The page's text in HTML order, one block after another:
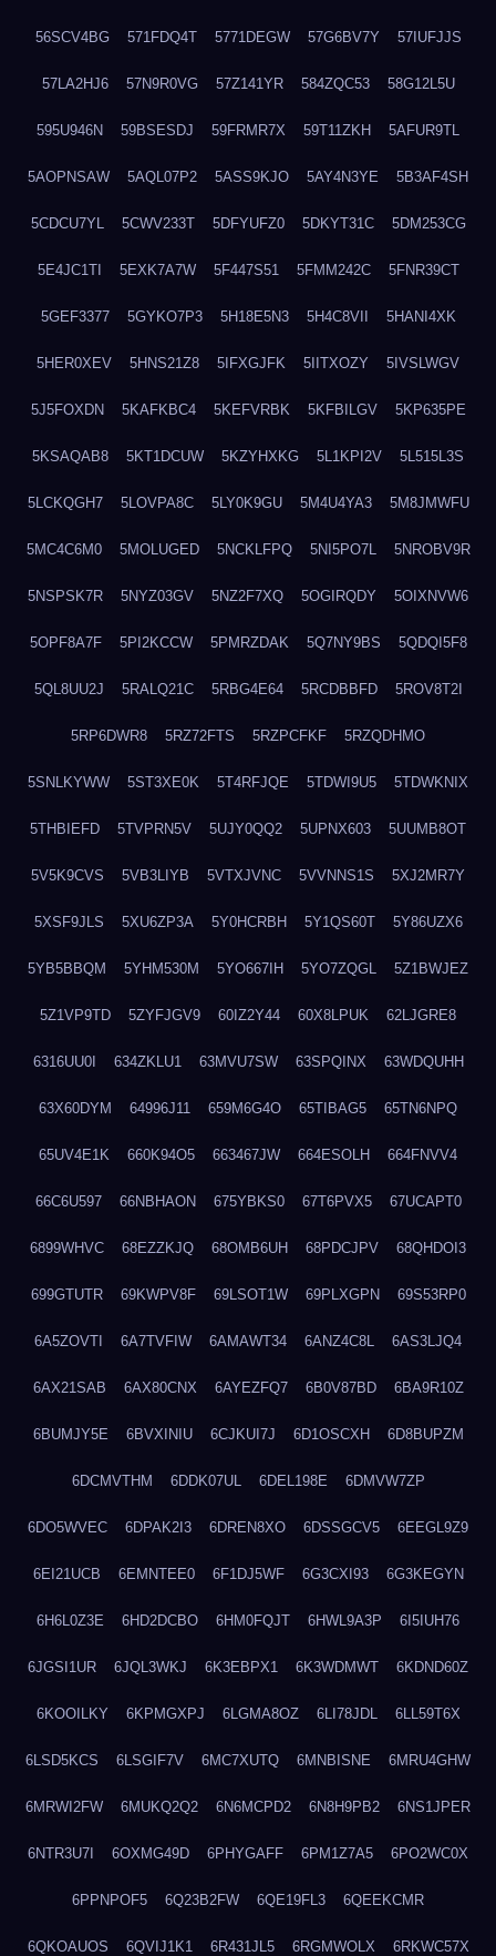
56SCV4BG 571FDQ4T 5771DEGW 57G6BV7Y 57IUFJJS
57LA2HJ6 57N9R0VG 57Z141YR 584ZQC53 58G12L5U
595U946N 59BSESDJ 59FRMR7X 59T11ZKH 5AFUR9TL
5AOPNSAW 5AQL07P2 5ASS9KJO 5AY4N3YE 5B3AF4SH
5CDCU7YL 5CWV233T 5DFYUFZ0 5DKYT31C 5DM253CG
5E4JC1TI 5EXK7A7W 5F447S51 5FMM242C 5FNR39CT
5GEF3377 5GYKO7P3 5H18E5N3 5H4C8VII 5HANI4XK
5HER0XEV 5HNS21Z8 5IFXGJFK 5IITXOZY 5IVSLWGV
5J5FOXDN 5KAFKBC4 5KEFVRBK 5KFBILGV 5KP635PE
5KSAQAB8 5KT1DCUW 5KZYHXKG 5L1KPI2V 5L515L3S
5LCKQGH7 5LOVPA8C 5LY0K9GU 5M4U4YA3 5M8JMWFU
5MC4C6M0 5MOLUGED 5NCKLFPQ 5NI5PO7L 5NROBV9R
5NSPSK7R 5NYZ03GV 5NZ2F7XQ 5OGIRQDY 5OIXNVW6
5OPF8A7F 5PI2KCCW 5PMRZDAK 5Q7NY9BS 5QDQI5F8
5QL8UU2J 5RALQ21C 5RBG4E64 5RCDBBFD 5ROV8T2I
5RP6DWR8 5RZ72FTS 5RZPCFKF 5RZQDHMO
5SNLKYWW 5ST3XE0K 5T4RFJQE 5TDWI9U5 5TDWKNIX
5THBIEFD 5TVPRN5V 5UJY0QQ2 5UPNX603 5UUMB8OT
5V5K9CVS 5VB3LIYB 5VTXJVNC 5VVNNS1S 5XJ2MR7Y
5XSF9JLS 5XU6ZP3A 5Y0HCRBH 5Y1QS60T 5Y86UZX6
5YB5BBQM 5YHM530M 5YO667IH 5YO7ZQGL 5Z1BWJEZ
5Z1VP9TD 5ZYFJGV9 60IZ2Y44 60X8LPUK 62LJGRE8
6316UU0I 634ZKLU1 63MVU7SW 63SPQINX 63WDQUHH
63X60DYM 64996J11 659M6G4O 65TIBAG5 65TN6NPQ
65UV4E1K 660K94O5 663467JW 664ESOLH 664FNVV4
66C6U597 66NBHAON 675YBKS0 67T6PVX5 67UCAPT0
6899WHVC 68EZZKJQ 68OMB6UH 68PDCJPV 68QHDOI3
699GTUTR 69KWPV8F 69LSOT1W 69PLXGPN 69S53RP0
6A5ZOVTI 6A7TVFIW 6AMAWT34 6ANZ4C8L 6AS3LJQ4
6AX21SAB 6AX80CNX 6AYEZFQ7 6B0V87BD 6BA9R10Z
6BUMJY5E 6BVXINIU 6CJKUI7J 6D1OSCXH 6D8BUPZM
6DCMVTHM 6DDK07UL 6DEL198E 6DMVW7ZP
6DO5WVEC 6DPAK2I3 6DREN8XO 6DSSGCV5 6EEGL9Z9
6EI21UCB 6EMNTEE0 6F1DJ5WF 6G3CXI93 6G3KEGYN
6H6L0Z3E 6HD2DCBO 6HM0FQJT 6HWL9A3P 6I5IUH76
6JGSI1UR 6JQL3WKJ 6K3EBPX1 6K3WDMWT 6KDND60Z
6KOOILKY 6KPMGXPJ 6LGMA8OZ 6LI78JDL 6LL59T6X
6LSD5KCS 6LSGIF7V 6MC7XUTQ 6MNBISNE 6MRU4GHW
6MRWI2FW 6MUKQ2Q2 6N6MCPD2 6N8H9PB2 6NS1JPER
6NTR3U7I 6OXMG49D 6PHYGAFF 6PM1Z7A5 6PO2WC0X
6PPNPOF5 6Q23B2FW 6QE19FL3 6QEEKCMR
6QKOAUOS 6QVIJ1K1 6R431JL5 6RGMWOLX 6RKWC57X